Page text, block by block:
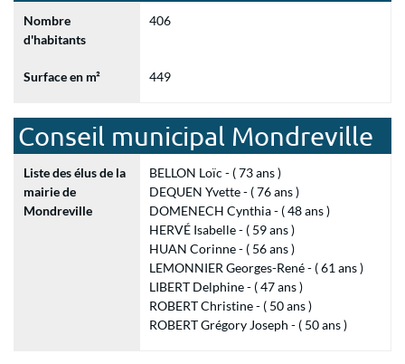
Nombre
d'habitants
406
Surface en m² 449
Conseil municipal Mondreville
Liste des élus de la
mairie de
Mondreville
BELLON Loïc - ( 73 ans )
DEQUEN Yvette - ( 76 ans )
DOMENECH Cynthia - ( 48 ans )
HERVÉ Isabelle - ( 59 ans )
HUAN Corinne - ( 56 ans )
LEMONNIER Georges-René - ( 61 ans )
LIBERT Delphine - ( 47 ans )
ROBERT Christine - ( 50 ans )
ROBERT Grégory Joseph - ( 50 ans )